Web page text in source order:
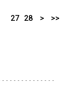
27 28 > >>